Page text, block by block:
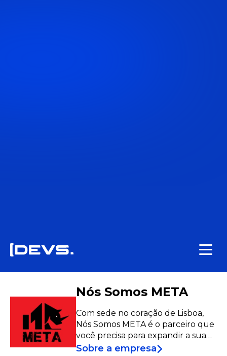
Nós Somos META
Com sede no coração de Lisboa,
Nós Somos META é o parceiro que
você precisa para expandir a sua
equipe. Capacitamos empresas na
Sobre a empresa